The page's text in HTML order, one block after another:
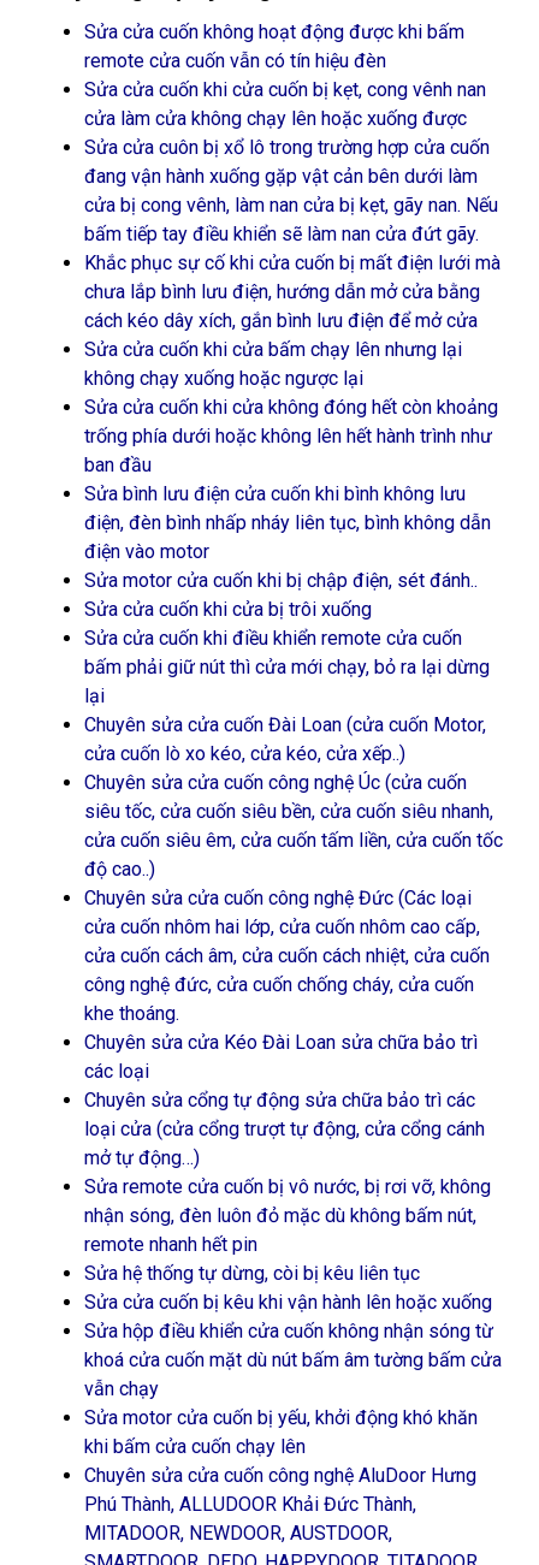
Sửa cửa cuốn không hoạt động được khi bấm
remote cửa cuốn vẫn có tín hiệu đèn
Sửa cửa cuốn khi cửa cuốn bị kẹt, cong vênh nan
cửa làm cửa không chạy lên hoặc xuống được
Sửa cửa cuôn bị xổ lô trong trường hợp cửa cuốn
đang vận hành xuống gặp vật cản bên dưới làm
cửa bị cong vênh, làm nan cửa bị kẹt, gãy nan. Nếu
bấm tiếp tay điều khiển sẽ làm nan cửa đứt gãy.
Khắc phục sự cố khi cửa cuốn bị mất điện lưới mà
chưa lắp bình lưu điện, hướng dẫn mở cửa bằng
cách kéo dây xích, gắn bình lưu điện để mở cửa
Sửa cửa cuốn khi cửa bấm chạy lên nhưng lại
không chạy xuống hoặc ngược lại
Sửa cửa cuốn khi cửa không đóng hết còn khoảng
trống phía dưới hoặc không lên hết hành trình như
ban đầu
Sửa bình lưu điện cửa cuốn khi bình không lưu
điện, đèn bình nhấp nháy liên tục, bình không dẫn
điện vào motor
Sửa motor cửa cuốn khi bị chập điện, sét đánh..
Sửa cửa cuốn khi cửa bị trôi xuống
Sửa cửa cuốn khi điều khiển remote cửa cuốn
bấm phải giữ nút thì cửa mới chạy, bỏ ra lại dừng
lại
Chuyên sửa cửa cuốn Đài Loan (cửa cuốn Motor,
cửa cuốn lò xo kéo, cửa kéo, cửa xếp..)
Chuyên sửa cửa cuốn công nghệ Úc (cửa cuốn
siêu tốc, cửa cuốn siêu bền, cửa cuốn siêu nhanh,
cửa cuốn siêu êm, cửa cuốn tấm liền, cửa cuốn tốc
độ cao..)
Chuyên sửa cửa cuốn công nghệ Đức (Các loại
cửa cuốn nhôm hai lớp, cửa cuốn nhôm cao cấp,
cửa cuốn cách âm, cửa cuốn cách nhiệt, cửa cuốn
công nghệ đức, cửa cuốn chống cháy, cửa cuốn
khe thoáng.
Chuyên sửa cửa Kéo Đài Loan sửa chữa bảo trì
các loại
Chuyên sửa cổng tự động sửa chữa bảo trì các
loại cửa (cửa cổng trượt tự động, cửa cổng cánh
mở tự động…)
Sửa remote cửa cuốn bị vô nước, bị rơi vỡ, không
nhận sóng, đèn luôn đỏ mặc dù không bấm nút,
remote nhanh hết pin
Sửa hệ thống tự dừng, còi bị kêu liên tục
Sửa cửa cuốn bị kêu khi vận hành lên hoặc xuống
Sửa hộp điều khiển cửa cuốn không nhận sóng từ
khoá cửa cuốn mặt dù nút bấm âm tường bấm cửa
vẫn chạy
Sửa motor cửa cuốn bị yếu, khởi động khó khăn
khi bấm cửa cuốn chạy lên
Chuyên sửa cửa cuốn công nghệ AluDoor Hưng
Phú Thành, ALLUDOOR Khải Đức Thành,
MITADOOR, NEWDOOR, AUSTDOOR,